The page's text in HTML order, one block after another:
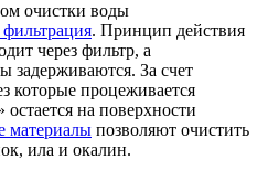
очистки воды
. Принцип действия
через фильтр, а
задерживаются. За счет
которые процеживается
на поверхности
материалы позволяют очистить
ила и окалин.